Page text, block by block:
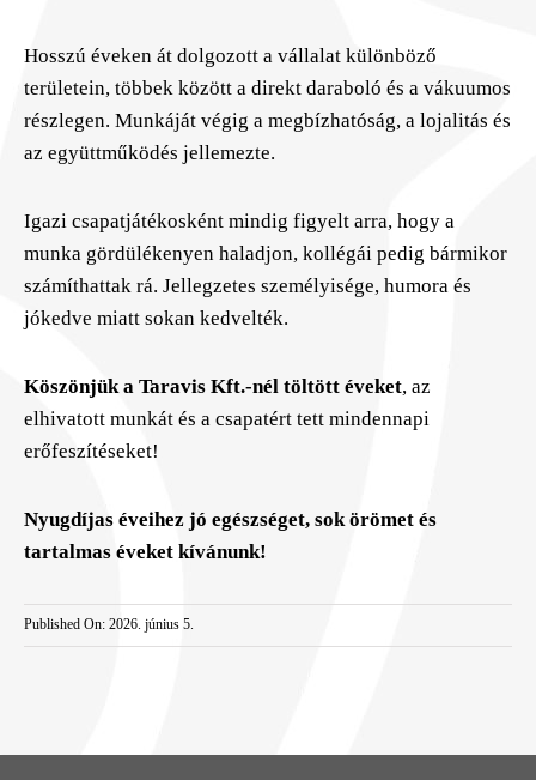
Hosszú éveken át dolgozott a vállalat különböző
területein, többek között a direkt daraboló és a vákuumos
részlegen. Munkáját végig a megbízhatóság, a lojalitás és
az együttműködés jellemezte.
Igazi csapatjátékosként mindig figyelt arra, hogy a
munka gördülékenyen haladjon, kollégái pedig bármikor
számíthattak rá. Jellegzetes személyisége, humora és
jókedve miatt sokan kedvelték.
Köszönjük a Taravis Kft.-nél töltött éveket, az
elhivatott munkát és a csapatért tett mindennapi
erőfeszítéseket!
Nyugdíjas éveihez jó egészséget, sok örömet és
tartalmas éveket kívánunk!
Published On: 2026. június 5.